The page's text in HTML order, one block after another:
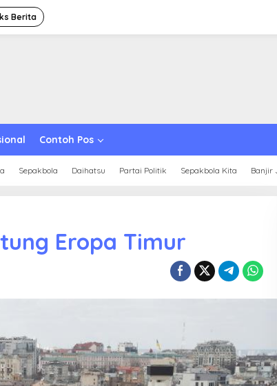
Berita
Contoh Pos
Sepakbola Daihatsu Partai Politik Sepakbola Kita Banjir
Eropa Timur
Ini Dia Hubungan Partai Garuda